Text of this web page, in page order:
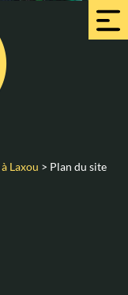
Laxou > Plan du site